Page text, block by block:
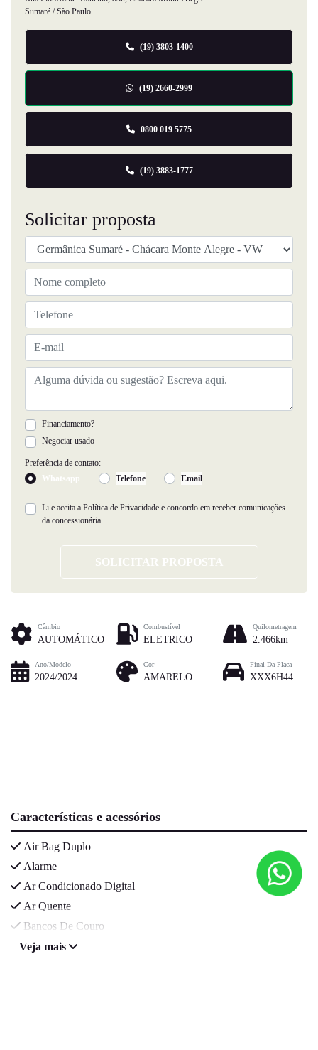
Sumaré / São Paulo
(19) 3803-1400
(19) 2660-2999
0800 019 5775
(19) 3883-1777
Solicitar proposta
Financiamento?
Negociar usado
Preferência de contato:
Whatsapp
Telefone Email
Li e aceita a Política de Privacidade e concordo em receber comunicações
da concessionária.
SOLICITAR PROPOSTA
Câmbio
AUTOMÁTICO
Combustível
ELETRICO
Quilometragem
2.466km
Ano/Modelo
2024/2024
Cor
AMARELO
Final Da Placa
XXX6H44
Características e acessórios
Air Bag Duplo
Alarme
Ar Condicionado Digital
Ar Quente
Bancos De Couro
Veja mais